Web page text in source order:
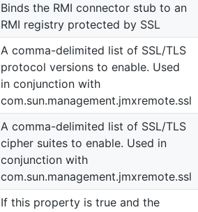
Binds the RMI connector stub to an
RMI registry protected by SSL
A comma-delimited list of SSL/TLS
protocol versions to enable. Used
in conjunction with
com.sun.management.jmxremote.ssl
A comma-delimited list of SSL/TLS
cipher suites to enable. Used in
conjunction with
com.sun.management.jmxremote.ssl
If this property is true and the